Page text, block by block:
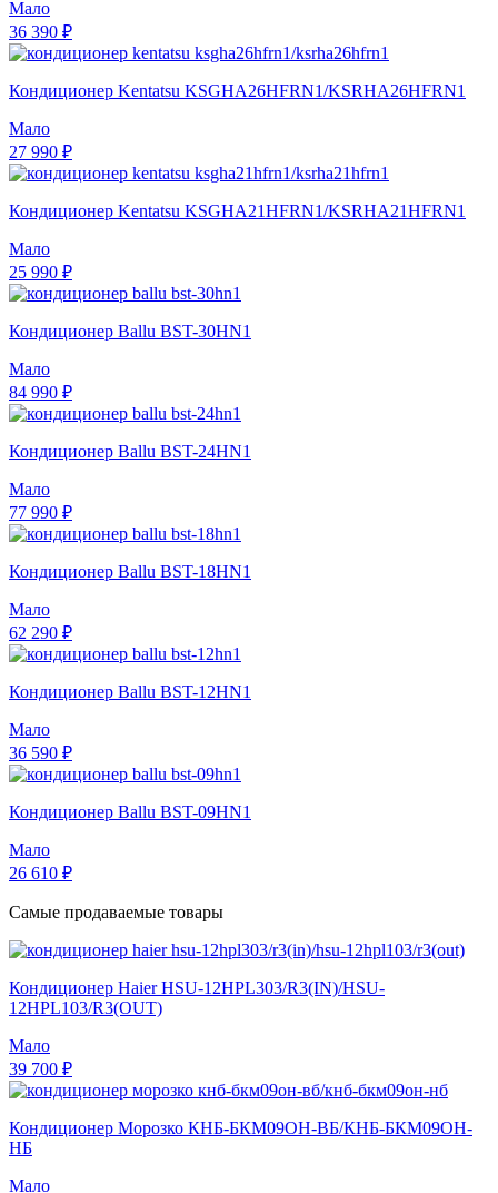
Мало
36 390 ₽
Кондиционер Kentatsu KSGHA26HFRN1/KSRHA26HFRN1
Мало
27 990 ₽
Кондиционер Kentatsu KSGHA21HFRN1/KSRHA21HFRN1
Мало
25 990 ₽
Кондиционер Ballu BST-30HN1
Мало
84 990 ₽
Кондиционер Ballu BST-24HN1
Мало
77 990 ₽
Кондиционер Ballu BST-18HN1
Мало
62 290 ₽
Кондиционер Ballu BST-12HN1
Мало
36 590 ₽
Кондиционер Ballu BST-09HN1
Мало
26 610 ₽
Самые продаваемые товары
Кондиционер Haier HSU-12HPL303/R3(IN)/HSU-
12HPL103/R3(OUT)
Мало
39 700 ₽
Кондиционер Морозко КНБ-БКМ09ОН-ВБ/КНБ-БКМ09ОН-
НБ
Мало